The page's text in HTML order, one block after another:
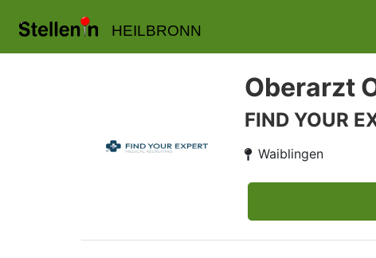
HEILBRONN
Oberarzt
FIND YOUR
Waiblingen